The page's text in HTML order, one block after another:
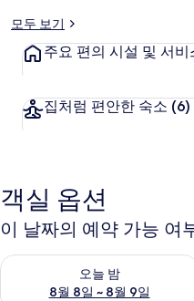
모두 보기
주요 편의 시설 및 서비
집처럼 편안한 숙소 (6)
객실 옵션
이 날짜의 예약 가능 여
오늘 밤
8월 8일 ~ 8월 9일
오늘 밤 예약 가능 여부 확인, 8